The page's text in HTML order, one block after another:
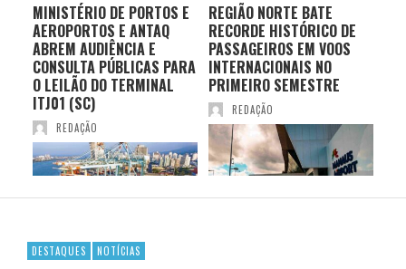
MINISTÉRIO DE PORTOS E
AEROPORTOS E ANTAQ
ABREM AUDIÊNCIA E
CONSULTA PÚBLICAS PARA
O LEILÃO DO TERMINAL
ITJ01 (SC)
REDAÇÃO
REGIÃO NORTE BATE
RECORDE HISTÓRICO DE
PASSAGEIROS EM VOOS
INTERNACIONAIS NO
PRIMEIRO SEMESTRE
REDAÇÃO
DESTAQUES NOTÍCIAS